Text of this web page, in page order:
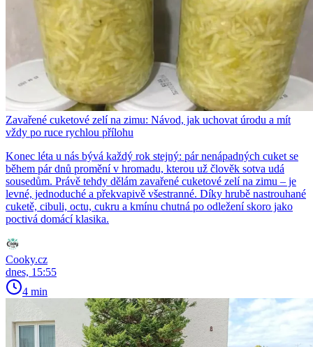
Zavařené cuketové zelí na zimu: Návod, jak uchovat úrodu a mít
vždy po ruce rychlou přílohu
Konec léta u nás bývá každý rok stejný: pár nenápadných cuket se
během pár dnů promění v hromadu, kterou už člověk sotva udá
sousedům. Právě tehdy dělám zavařené cuketové zelí na zimu – je
levné, jednoduché a překvapivě všestranné. Díky hrubě nastrouhané
cuketě, cibuli, octu, cukru a kmínu chutná po odležení skoro jako
poctivá domácí klasika.
Cooky.cz
dnes, 15:55
4 min